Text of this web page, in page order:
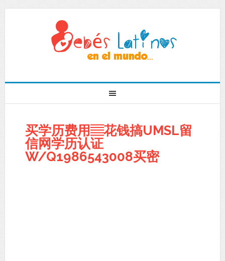
买学历费用▤花钱搞UMSL留
信网学历认证
W/Q1986543008买密